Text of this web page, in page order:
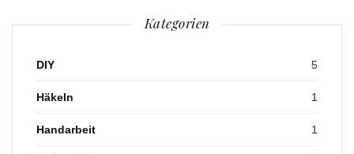
Kategorien
DIY 5
Häkeln 1
Handarbeit 1